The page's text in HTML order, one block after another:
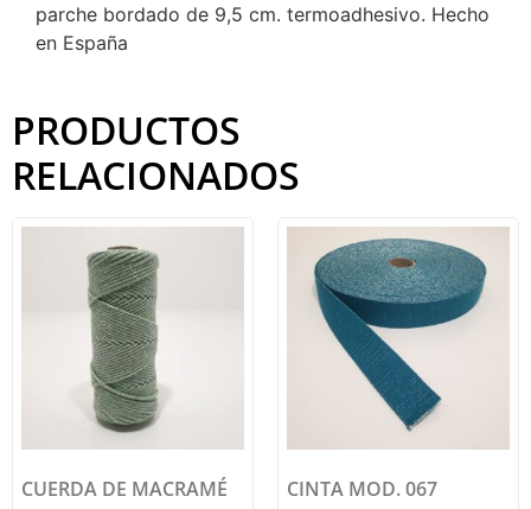
parche bordado de 9,5 cm. termoadhesivo. Hecho
en España
PRODUCTOS
RELACIONADOS
CUERDA DE MACRAMÉ CINTA MOD. 067